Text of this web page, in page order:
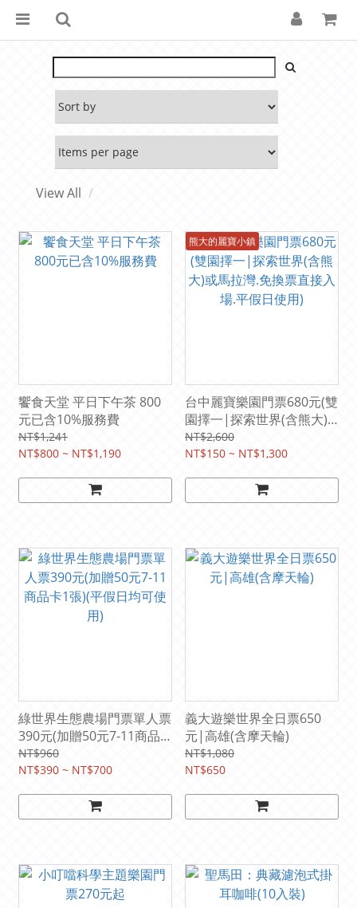
View All
饗食天堂 平日下午茶 800
元已含10%服務費
NT$1,241
NT$800 ~ NT$1,190
熊大的麗寶小鎮
台中麗寶樂園門票680元(雙
園擇一|探索世界(含熊大)
或馬拉灣.免換票直接入場.
平假日使用)
NT$2,600
NT$150 ~ NT$1,300
綠世界生態農場門票單人票
390元(加贈50元7-11商品
卡1張)(平假日均可使用)
NT$960
NT$390 ~ NT$700
義大遊樂世界全日票650
元|高雄(含摩天輪)
NT$1,080
NT$650